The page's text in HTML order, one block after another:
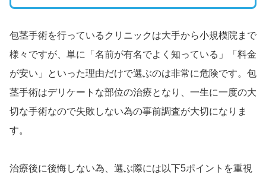
包茎手術を行っているクリニックは大手から小規模院まで
様々ですが、単に「名前が有名でよく知っている」「料金
が安い」といった理由だけで選ぶのは非常に危険です。包
茎手術はデリケートな部位の治療となり、一生に一度の大
切な手術なので失敗しない為の事前調査が大切になりま
す。
治療後に後悔しない為、選ぶ際には以下5ポイントを重視